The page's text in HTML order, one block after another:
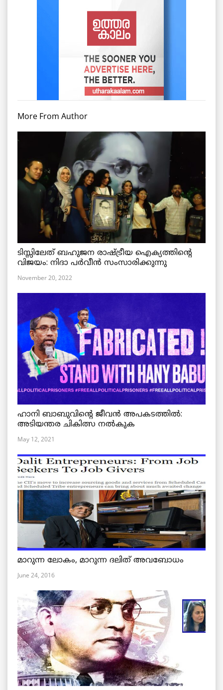
More From Author
ടിസ്സിലേത് ബഹുജന രാഷ്ട്രീയ ഐക്യത്തിന്റെ
വിജയം: നിദാ പർവീൻ സംസാരിക്കുന്നു
November 20, 2022
ഹാനി ബാബുവിന്റെ ജീവൻ അപകടത്തിൽ:
അടിയന്തര ചികിത്സ നൽകുക
May 12, 2021
മാറുന്ന ലോകം, മാറുന്ന ദലിത് അവബോധം
June 24, 2016